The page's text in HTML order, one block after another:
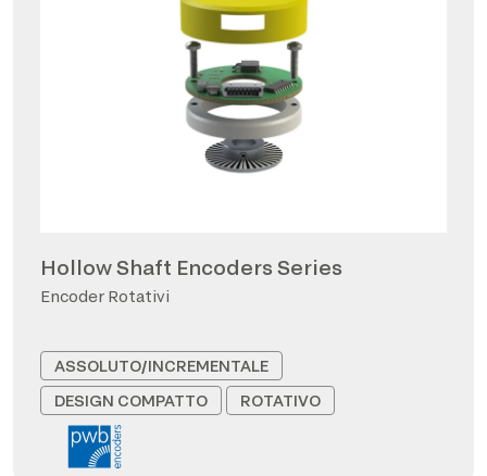
Hollow Shaft Encoders Series
Encoder Rotativi
ASSOLUTO/INCREMENTALE
DESIGN COMPATTO
ROTATIVO